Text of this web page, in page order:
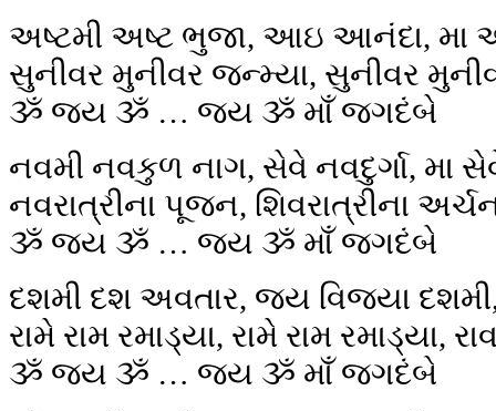
અષ્ટમી અષ્ટ ભુજા, આઇ આનંદા,
સુનીવર મુનીવર જન્મ્યા, સુનીવર
ૐ જય ૐ … જય ૐ માઁ જગદંબે
નવમી નવકુળ નાગ, સેવે નવદુર્ગા, મા
નવરાત્રીના પૂજન, શિવરાત્રીના
ૐ જય ૐ … જય ૐ માઁ જગદંબે
દશમી દશ અવતાર, જય વિજયા
રામે રામ રમાડ્યા, રામે રામ રમાડ્યા,
ૐ જય ૐ … જય ૐ માઁ જગદંબે